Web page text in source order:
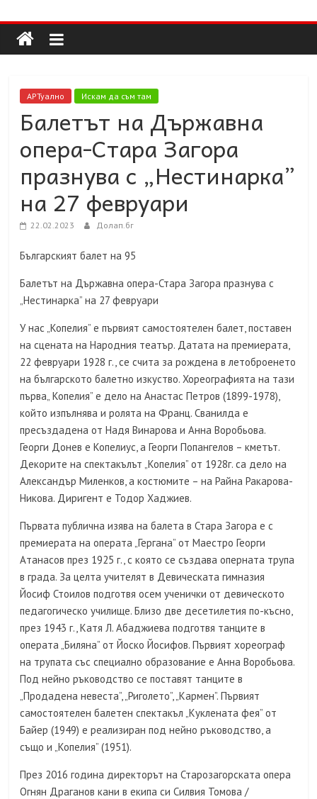
to
content
Долап
БГ
култура|
пътешествия|
мода|
събития|
кухня|
реклама|
минало|
АРТуално Искам да съм там
Балетът на Държавна
опера-Стара Загора
празнува с „Нестинарка”
на 27 февруари
22.02.2023 Долап.бг
Българският балет на 95
Балетът на Държавна опера-Стара Загора празнува с
„Нестинарка” на 27 февруари
У нас „Копелия” е първият самостоятелен балет, поставен
на сцената на Народния театър. Датата на премиерата,
22 февруари 1928 г., се счита за рождена в летоброенето
на българското балетно изкуство. Хореографията на тази
първа„ Копелия” е дело на Анастас Петров (1899-1978),
който изпълнява и ролята на Франц. Сванилда е
пресъздадена от Надя Винарова и Анна Воробьова.
Георги Донев е Копелиус, а Георги Попангелов – кметът.
Декорите на спектакълът „Копелия” от 1928г. са дело на
Александър Миленков, а костюмите – на Райна Ракарова-
Никова. Диригент е Тодор Хаджиев.
Първата публична изява на балета в Стара Загора е с
премиерата на операта „Гергана” от Маестро Георги
Атанасов през 1925 г., с която се създава оперната трупа
в града. За целта учителят в Девическата гимназия
Йосиф Стоилов подготвя осем ученички от девическото
педагогическо училище. Близо две десетилетия по-късно,
през 1943 г., Катя Л. Абаджиева подготвя танците в
операта „Биляна” от Йоско Йосифов. Първият хореограф
на трупата със специално образование е Анна Воробьова.
Под нейно ръководство се поставят танците в
„Продадена невеста”, „Риголето”, „Кармен”. Първият
самостоятелен балетен спектакъл „Куклената фея” от
Байер (1949) е реализиран под нейно ръководство, а
също и „Копелия” (1951).
През 2016 година директорът на Старозагорската опера
Огнян Драганов кани в екипа си Силвия Томова /